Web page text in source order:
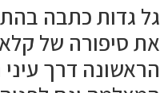
גל גדות כתבה
את סיפורה של
הראשונה דרך